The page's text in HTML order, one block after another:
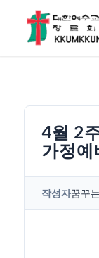
4월 2
가정예
작성자꿈꾸